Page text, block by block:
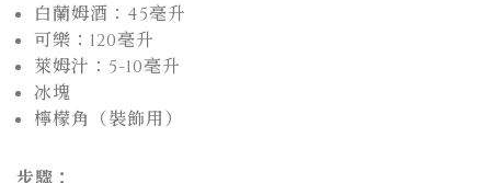
白蘭姆酒：45毫升
可樂：120毫升
萊姆汁：5-10毫升
冰塊
檸檬角（裝飾用）